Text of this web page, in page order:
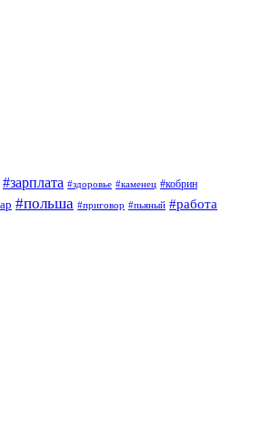
#зарплата #здоровье #каменец #кобрин
#польша #приговор #пьяный #работа